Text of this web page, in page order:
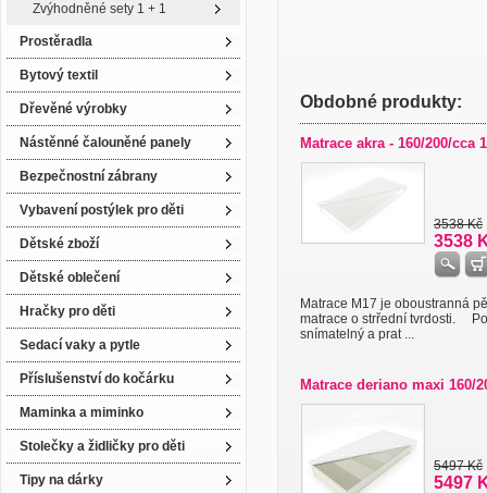
Zvýhodněné sety 1 + 1
Prostěradla
Bytový textil
Dřevěné výrobky
Nástěnné čalouněné panely
Bezpečnostní zábrany
Vybavení postýlek pro děti
Dětské zboží
Dětské oblečení
Hračky pro děti
Sedací vaky a pytle
Příslušenství do kočárku
Maminka a miminko
Stolečky a židličky pro děti
Tipy na dárky
Obdobné produkty:
Matrace akra - 160/200/cca
3538 Kč
3538
Matrace M17 je oboustranná
matrace o strřední tvrdosti.
snímatelný a prat ...
Matrace deriano maxi 160/
5497 Kč
5497